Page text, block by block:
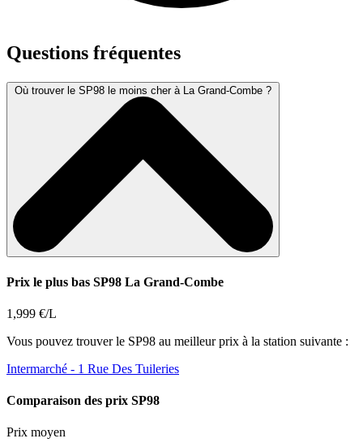
Questions fréquentes
Où trouver le SP98 le moins cher à La Grand-Combe ?
Prix le plus bas SP98 La Grand-Combe
1,999 €/L
Vous pouvez trouver le SP98 au meilleur prix à la station suivante :
Intermarché - 1 Rue Des Tuileries
Comparaison des prix SP98
Prix moyen